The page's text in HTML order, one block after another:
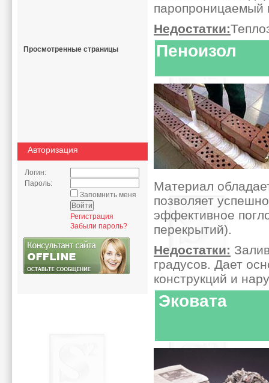
Просмотренные страницы
Авторизация
Логин:
Пароль:
Запомнить меня
Регистрация
Забыли пароль?
паропроницаемый
Недостатки:
Пеноизол
Материал
позволяет
эффективное
перекрытий).
Недостатки:
градусов. Дает
конструкций и
Эковата